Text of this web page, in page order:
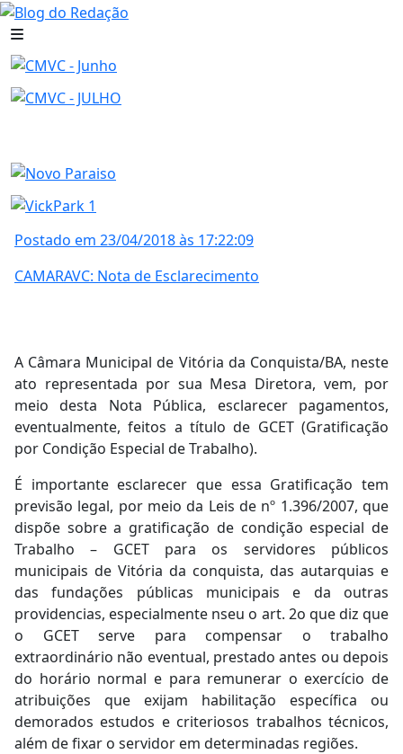
Postado em 23/04/2018 às 17:22:09
CAMARAVC: Nota de Esclarecimento
A Câmara Municipal de Vitória da Conquista/BA, neste
ato representada por sua Mesa Diretora, vem, por
meio desta Nota Pública, esclarecer pagamentos,
eventualmente, feitos a título de GCET (Gratificação
por Condição Especial de Trabalho).
É importante esclarecer que essa Gratificação tem
previsão legal, por meio da Leis de nº 1.396/2007, que
dispõe sobre a gratificação de condição especial de
Trabalho – GCET para os servidores públicos
municipais de Vitória da conquista, das autarquias e
das fundações públicas municipais e da outras
providencias, especialmente nseu o art. 2o que diz que
o GCET serve para compensar o trabalho
extraordinário não eventual, prestado antes ou depois
do horário normal e para remunerar o exercício de
atribuições que exijam habilitação específica ou
demorados estudos e criteriosos trabalhos técnicos,
além de fixar o servidor em determinadas regiões.